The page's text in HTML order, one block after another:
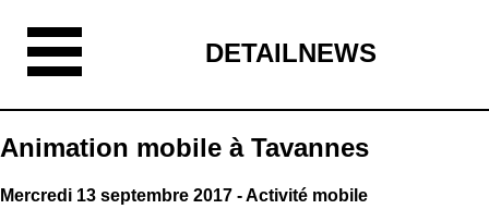
DETAILNEWS
Animation mobile à Tavannes
Mercredi 13 septembre 2017 - Activité mobile